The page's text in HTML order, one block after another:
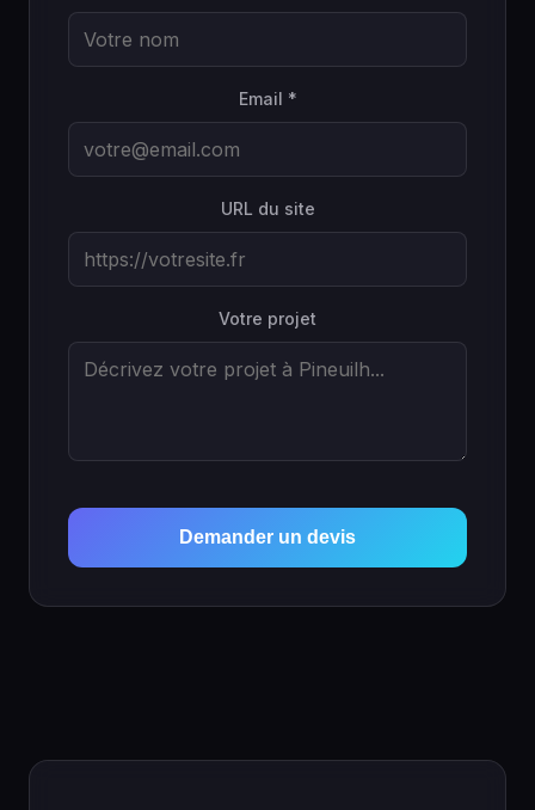
Email *
URL du site
Votre projet
Demander un devis